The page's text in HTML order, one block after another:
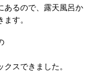
あるので、露天風呂か
す。
スできました。